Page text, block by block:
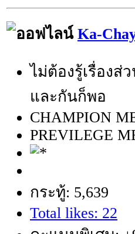
Ka-
ไม่ต้องรู้เรื่องส่
และกันก็พอ
CHAMPION
PREVILEGE
กระทู้: 5,639
Total likes: 22